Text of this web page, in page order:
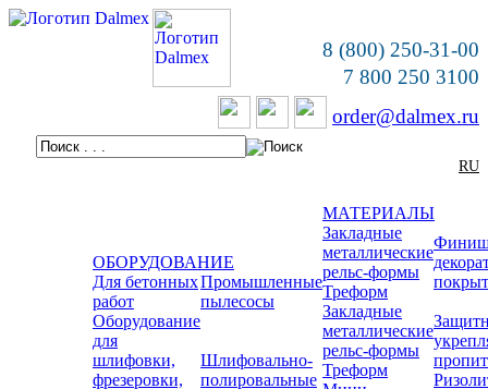
8 (800) 250-31-00
7 800 250 3100
order@dalmex.ru
RU
ОБОРУДОВАНИЕ
Для бетонных
работ
Промышленные
пылесосы
Оборудование
для
шлифовки,
фрезеровки,
Шлифовально-
полировальные
МАТЕРИАЛЫ
Закладные
металлические
рельс-формы
Треформ
Закладные
металлические
рельс-формы
Треформ